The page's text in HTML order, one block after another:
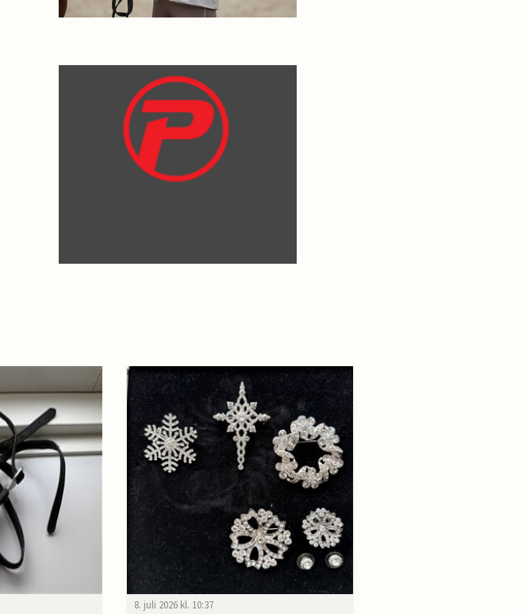
8. juli 2026 kl. 10:37